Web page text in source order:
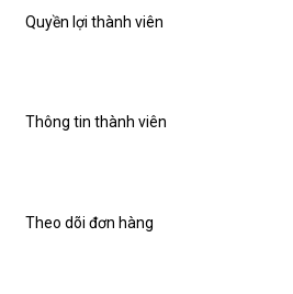
Quyền lợi thành viên
Thông tin thành viên
Theo dõi đơn hàng